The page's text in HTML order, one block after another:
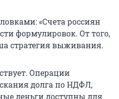
«Счета россиян
формулировок. От того,
стратегия выживания.
Операции
долга по НДФЛ,
деньги доступны для